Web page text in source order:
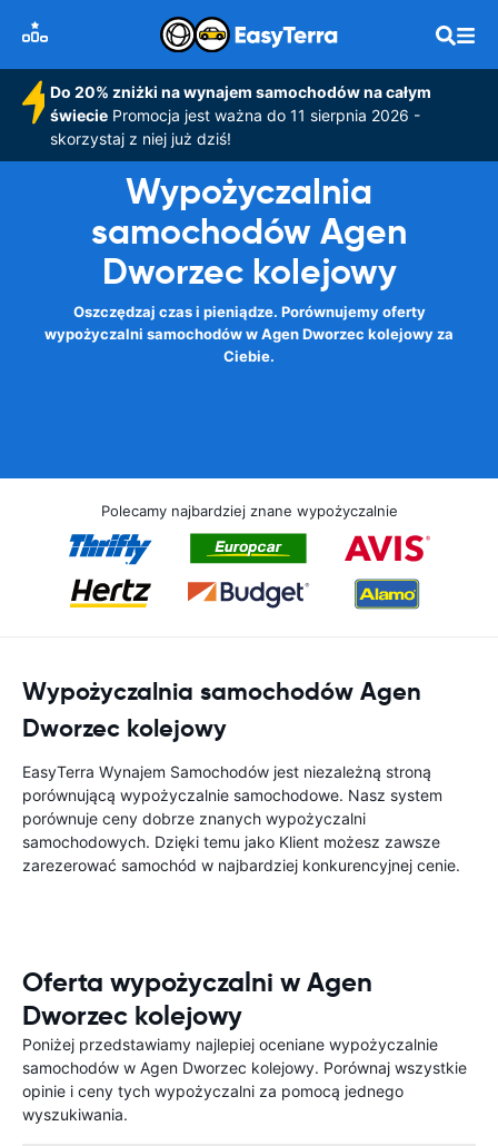
Do 20% zniżki na wynajem samochodów na całym
świeciePromocja jest ważna do 11 sierpnia 2026 -
skorzystaj z niej już dziś!
Wypożyczalnia
samochodów Agen
Dworzec kolejowy
Oszczędzaj czas i pieniądze. Porównujemy oferty
wypożyczalni samochodów w Agen Dworzec kolejowy za
Ciebie.
Polecamy najbardziej znane wypożyczalnie
Wypożyczalnia samochodów Agen
Dworzec kolejowy
EasyTerra Wynajem Samochodów jest niezależną stroną
porównującą wypożyczalnie samochodowe. Nasz system
porównuje ceny dobrze znanych wypożyczalni
samochodowych. Dzięki temu jako Klient możesz zawsze
zarezerować samochód w najbardziej konkurencyjnej cenie.
Oferta wypożyczalni w Agen
Dworzec kolejowy
Poniżej przedstawiamy najlepiej oceniane wypożyczalnie
samochodów w Agen Dworzec kolejowy. Porównaj wszystkie
opinie i ceny tych wypożyczalni za pomocą jednego
wyszukiwania.